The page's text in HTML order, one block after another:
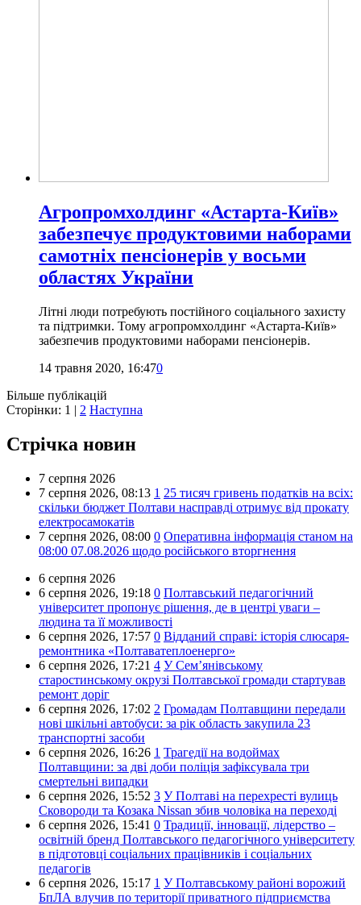
Агропромхолдинг «Астарта-Київ»
забезпечує продуктовими наборами
самотніх пенсіонерів у восьми
областях України
Літні люди потребують постійного соціального захисту
та підтримки. Тому агропромхолдинг «Астарта-Київ»
забезпечив продуктовими наборами пенсіонерів.
14 травня 2020, 16:470
Більше публікацій
Сторінки: 1 | 2 Наступна
Стрічка новин
7 серпня 2026
7 серпня 2026, 08:13 1 25 тисяч гривень податків на всіх:
скільки бюджет Полтави насправді отримує від прокату
електросамокатів
7 серпня 2026, 08:00 0 Оперативна інформація станом на
08:00 07.08.2026 щодо російського вторгнення
6 серпня 2026
6 серпня 2026, 19:18 0 Полтавський педагогічний
університет пропонує рішення, де в центрі уваги –
людина та її можливості
6 серпня 2026, 17:57 0 Відданий справі: історія слюсаря-
ремонтника «Полтаватеплоенерго»
6 серпня 2026, 17:21 4 У Сем’янівському
старостинському окрузі Полтавської громади стартував
ремонт доріг
6 серпня 2026, 17:02 2 Громадам Полтавщини передали
нові шкільні автобуси: за рік область закупила 23
транспортні засоби
6 серпня 2026, 16:26 1 Трагедії на водоймах
Полтавщини: за дві доби поліція зафіксувала три
смертельні випадки
6 серпня 2026, 15:52 3 У Полтаві на перехресті вулиць
Сковороди та Козака Nissan збив чоловіка на переході
6 серпня 2026, 15:41 0 Традиції, інновації, лідерство –
освітній бренд Полтавського педагогічного університету
в підготовці соціальних працівників і соціальних
педагогів
6 серпня 2026, 15:17 1 У Полтавському районі ворожий
БпЛА влучив по території приватного підприємства